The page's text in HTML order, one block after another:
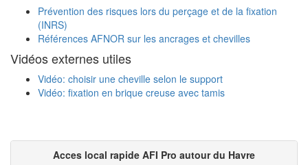
Prévention des risques lors du perçage et de la fixation
(INRS)
Références AFNOR sur les ancrages et chevilles
Vidéos externes utiles
Vidéo: choisir une cheville selon le support
Vidéo: fixation en brique creuse avec tamis
Acces local rapide AFI Pro autour du Havre